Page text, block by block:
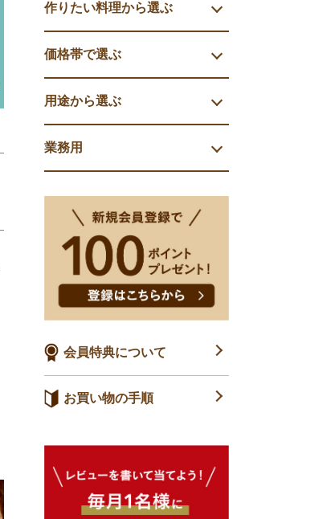
作りたい料理から選ぶ
価格帯で選ぶ
用途から選ぶ
業務用
会員特典について
お買い物の手順